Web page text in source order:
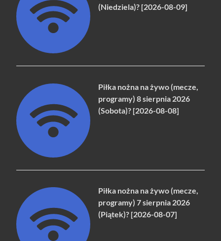
(Niedziela)? [2026-08-09]
Piłka nożna na żywo (mecze,
programy) 8 sierpnia 2026
(Sobota)? [2026-08-08]
Piłka nożna na żywo (mecze,
programy) 7 sierpnia 2026
(Piątek)? [2026-08-07]